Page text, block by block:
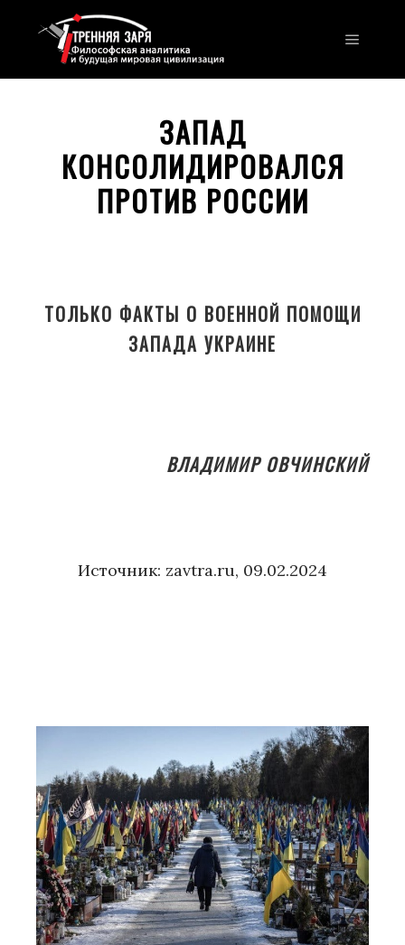
ЗАПАД
КОНСОЛИДИРОВАЛСЯ
ПРОТИВ РОССИИ
ТОЛЬКО ФАКТЫ О ВОЕННОЙ ПОМОЩИ
ЗАПАДА УКРАИНЕ
ВЛАДИМИР ОВЧИНСКИЙ
Источник: zavtra.ru, 09.02.2024